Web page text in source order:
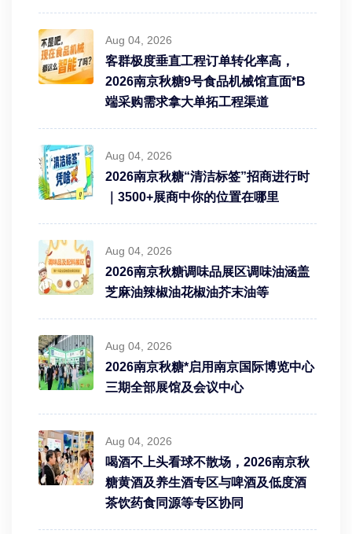
Aug 04, 2026
客群极度垂直工程订单转化率高，
2026南京秋糖9号食品机械馆直面*B
端采购需求拿大单拓工程渠道
Aug 04, 2026
2026南京秋糖“清洁标签”招商进行时
｜3500+展商中你的位置在哪里
Aug 04, 2026
2026南京秋糖调味品展区调味油涵盖
芝麻油辣椒油花椒油芥末油等
Aug 04, 2026
2026南京秋糖*启用南京国际博览中心
三期全部展馆及会议中心
Aug 04, 2026
喝酒不上头看球不散场，2026南京秋
糖黄酒及养生酒专区与啤酒及低度酒
茶饮药食同源等专区协同